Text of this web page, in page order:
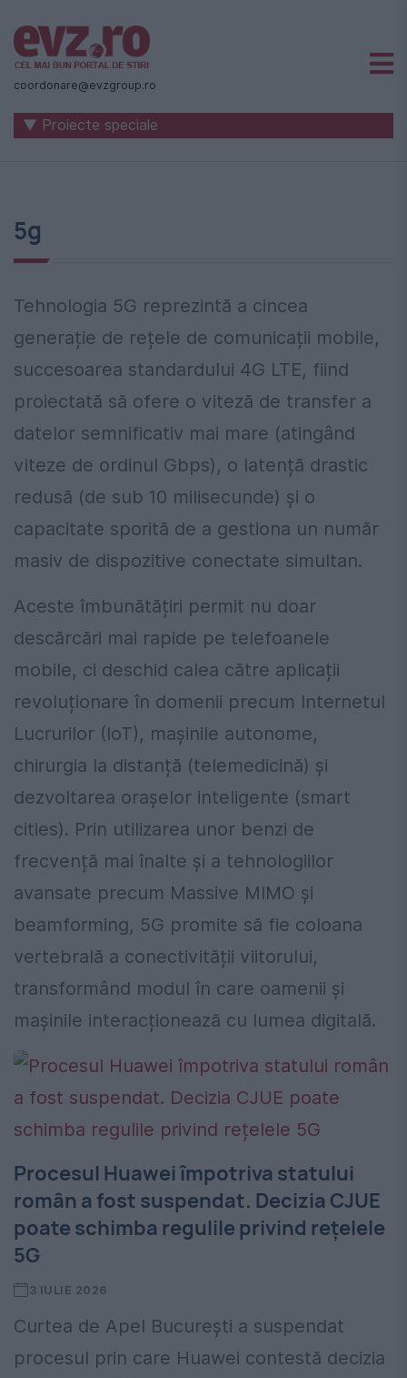
Știri
naționale
internaționale
-
Evenimentul
Zilei
coordonare@evzgroup.ro
▼ Proiecte speciale
5g
Tehnologia 5G reprezintă a cincea
generație de rețele de comunicații mobile,
succesoarea standardului 4G LTE, fiind
proiectată să ofere o viteză de transfer a
datelor semnificativ mai mare (atingând
viteze de ordinul Gbps), o latență drastic
redusă (de sub 10 milisecunde) și o
capacitate sporită de a gestiona un număr
masiv de dispozitive conectate simultan.
Aceste îmbunătățiri permit nu doar
descărcări mai rapide pe telefoanele
mobile, ci deschid calea către aplicații
revoluționare în domenii precum Internetul
Lucrurilor (IoT), mașinile autonome,
chirurgia la distanță (telemedicină) și
dezvoltarea orașelor inteligente (smart
cities). Prin utilizarea unor benzi de
frecvență mai înalte și a tehnologiilor
avansate precum Massive MIMO și
beamforming, 5G promite să fie coloana
vertebrală a conectivității viitorului,
transformând modul în care oamenii și
mașinile interacționează cu lumea digitală.
Procesul Huawei împotriva statului
român a fost suspendat. Decizia CJUE
poate schimba regulile privind rețelele
5G
3 IULIE 2026
Curtea de Apel București a suspendat
procesul prin care Huawei contestă decizia